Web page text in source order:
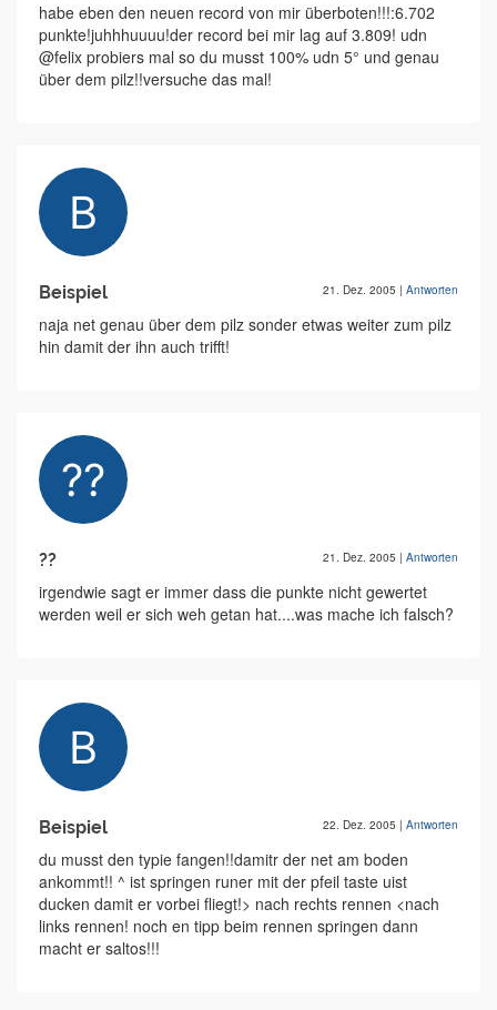
habe eben den neuen record von mir überboten!!!:6.702
punkte!juhhhuuuu!der record bei mir lag auf 3.809! udn
@felix probiers mal so du musst 100% udn 5° und genau
über dem pilz!!versuche das mal!
Beispiel 21. Dez. 2005 | Antworten
naja net genau über dem pilz sonder etwas weiter zum pilz
hin damit der ihn auch trifft!
?? 21. Dez. 2005 | Antworten
irgendwie sagt er immer dass die punkte nicht gewertet
werden weil er sich weh getan hat....was mache ich falsch?
Beispiel 22. Dez. 2005 | Antworten
du musst den typie fangen!!damitr der net am boden
ankommt!! ^ ist springen runer mit der pfeil taste uist
ducken damit er vorbei fliegt!> nach rechts rennen <nach
links rennen! noch en tipp beim rennen springen dann
macht er saltos!!!